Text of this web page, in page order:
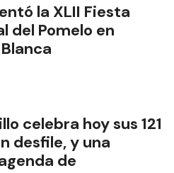
la XLII Fiesta
del Pomelo en
celebra hoy sus 121
desfile, y una
de